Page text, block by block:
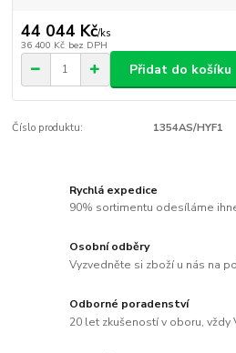
44 044 Kč/ks
36 400 Kč bez DPH
Přidat do košíku
Číslo produktu: 1354AS/HYF1
Rychlá expedice
90% sortimentu odesíláme
Osobní odběry
Vyzvedněte si zboží u nás na
Odborné poradenství
20 let zkušeností v oboru, vždy